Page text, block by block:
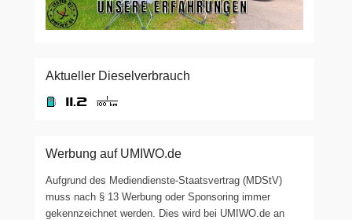
Aktueller Dieselverbrauch
Werbung auf UMIWO.de
Aufgrund des Mediendienste-Staatsvertrag (MDStV)
muss nach § 13 Werbung oder Sponsoring immer
gekennzeichnet werden. Dies wird bei UMIWO.de an